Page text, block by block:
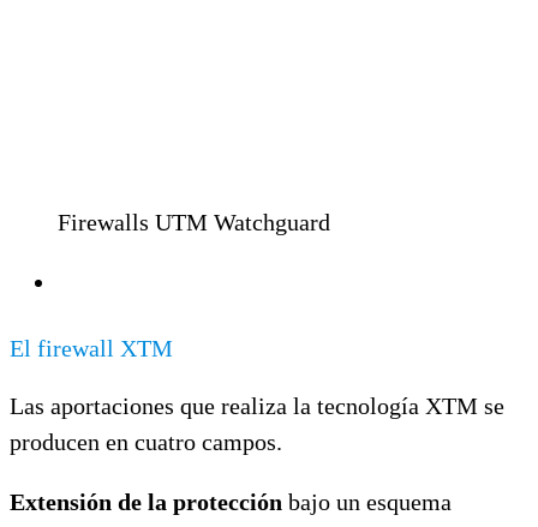
Firewalls UTM Watchguard
El firewall XTM
Las aportaciones que realiza la tecnología XTM se
producen en cuatro campos.
Extensión de la protección bajo un esquema